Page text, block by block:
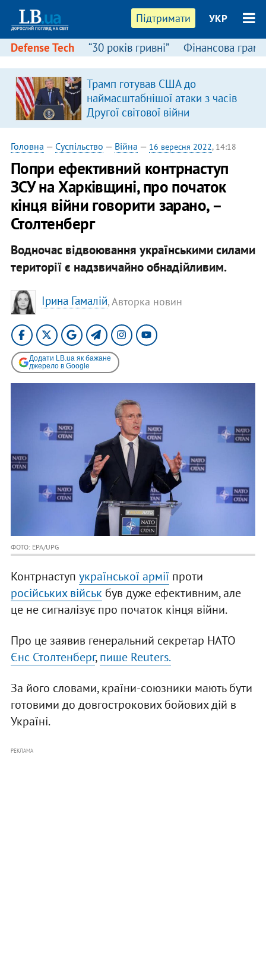
Підтримати УКР
Defense Tech “30 років гривні” Фінансова
Трамп готував США до
наймасштабнішої атаки з часів
Другої світової війни
Головна — Суспільство — Війна — 16 вересня 2022, 14:18
Попри ефективний контрнаступ
ЗСУ на Харківщині, про початок
кінця війни говорити зарано, –
Столтенберг
Водночас відвоювання українськими силами
території є надзвичайно обнадійливим.
Ірина Гамалій, Авторка новин
Додати LB.ua як бажане
джерело в Google
ФОТО: EPA/UPG
Контрнаступ української армії проти
російських військ був дуже ефективним, але
це не сигналізує про початок кінця війни.
Про це заявив генеральний секретар НАТО
Єнс Столтенберг,пише Reuters.
За його словами, країни-союзники мають бути
готовими до довгострокових бойових дій в
Україні.
РЕКЛАМА